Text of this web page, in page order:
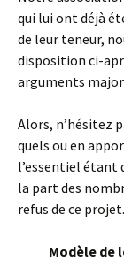
qui lui ont déjà
de leur teneur,
disposition ci-
arguments
Alors, n’hésitez
quels ou en
l’essentiel étant
la part des
refus de ce projet.
Modèle de